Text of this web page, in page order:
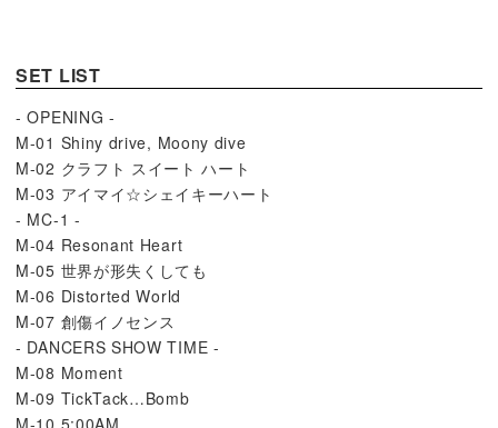
SET LIST
- OPENING -
M-01 Shiny drive, Moony dive
M-02 クラフト スイート ハート
M-03 アイマイ☆シェイキーハート
- MC-1 -
M-04 Resonant Heart
M-05 世界が形失くしても
M-06 Distorted World
M-07 創傷イノセンス
- DANCERS SHOW TIME -
M-08 Moment
M-09 TickTack…Bomb
M-10 5:00AM